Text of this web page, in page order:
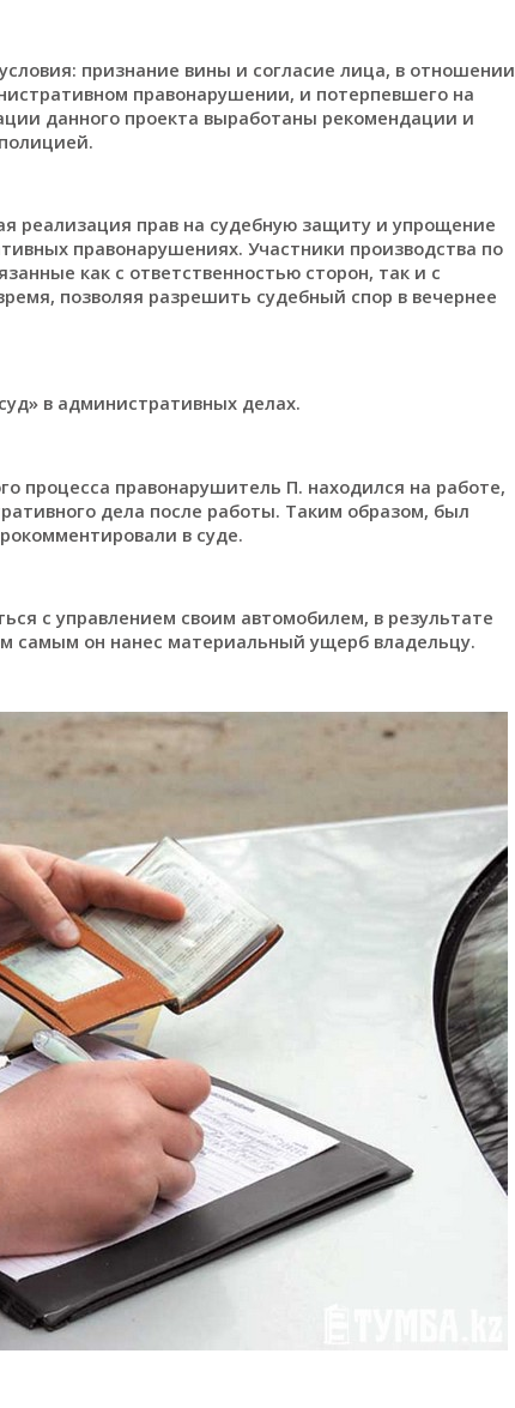
признание вины и согласие лица, в отношении
правонарушении, и потерпевшего на
данного проекта выработаны рекомендации и
реализация прав на судебную защиту и упрощение
правонарушениях. Участники производства по
как с ответственностью сторон, так и с
позволяя разрешить судебный спор в вечернее
в административных делах.
процесса правонарушитель П. находился на работе,
дела после работы. Таким образом, был
в суде.
с управлением своим автомобилем, в результате
самым он нанес материальный ущерб владельцу.